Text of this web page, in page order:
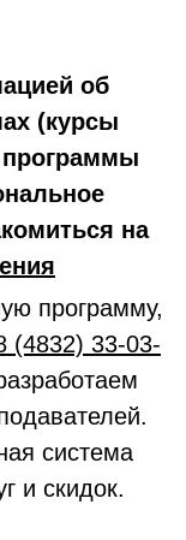
об
(курсы
на
программу,
(4832) 33-03-
система
и скидок.